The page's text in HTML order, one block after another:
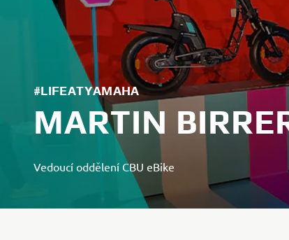
#LIFEATYAMAHA
MARTIN
Vedoucí oddělení CBU eBike